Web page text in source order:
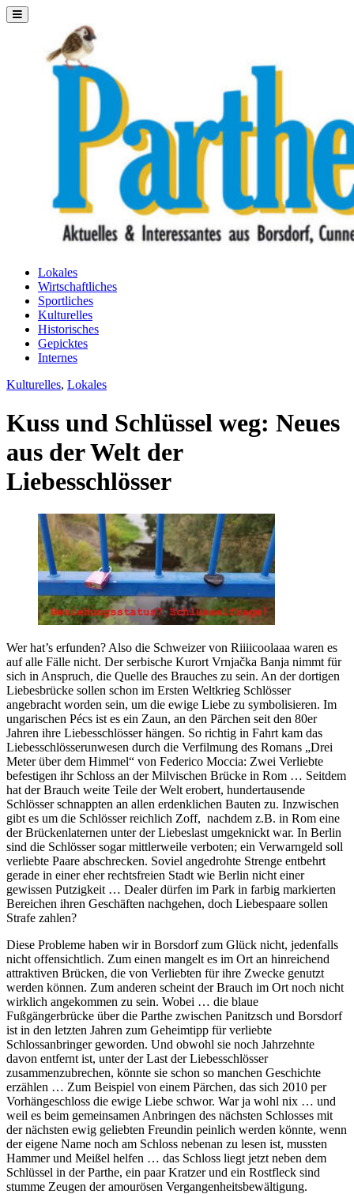
Skip
to
Lokales
Wirtschaftliches
Sportliches
Kulturelles
Historisches
Gepicktes
Internes
Kulturelles, Lokales
Kuss und Schlüssel weg: Neues
aus der Welt der
Liebesschlösser
Wer hat’s erfunden? Also die Schweizer von Riiiicoolaaa waren es
auf alle Fälle nicht. Der serbische Kurort Vrnjačka Banja nimmt für
sich in Anspruch, die Quelle des Brauches zu sein. An der dortigen
Liebesbrücke sollen schon im Ersten Weltkrieg Schlösser
angebracht worden sein, um die ewige Liebe zu symbolisieren. Im
ungarischen Pécs ist es ein Zaun, an den Pärchen seit den 80er
Jahren ihre Liebesschlösser hängen. So richtig in Fahrt kam das
Liebesschlösserunwesen durch die Verfilmung des Romans „Drei
Meter über dem Himmel“ von Federico Moccia: Zwei Verliebte
befestigen ihr Schloss an der Milvischen Brücke in Rom … Seitdem
hat der Brauch weite Teile der Welt erobert, hundertausende
Schlösser schnappten an allen erdenklichen Bauten zu. Inzwischen
gibt es um die Schlösser reichlich Zoff, nachdem z.B. in Rom eine
der Brückenlaternen unter der Liebeslast umgeknickt war. In Berlin
sind die Schlösser sogar mittlerweile verboten; ein Verwarngeld soll
verliebte Paare abschrecken. Soviel angedrohte Strenge entbehrt
gerade in einer eher rechtsfreien Stadt wie Berlin nicht einer
gewissen Putzigkeit … Dealer dürfen im Park in farbig markierten
Bereichen ihren Geschäften nachgehen, doch Liebespaare sollen
Strafe zahlen?
Diese Probleme haben wir in Borsdorf zum Glück nicht, jedenfalls
nicht offensichtlich. Zum einen mangelt es im Ort an hinreichend
attraktiven Brücken, die von Verliebten für ihre Zwecke genutzt
werden können. Zum anderen scheint der Brauch im Ort noch nicht
wirklich angekommen zu sein. Wobei … die blaue
Fußgängerbrücke über die Parthe zwischen Panitzsch und Borsdorf
ist in den letzten Jahren zum Geheimtipp für verliebte
Schlossanbringer geworden. Und obwohl sie noch Jahrzehnte
davon entfernt ist, unter der Last der Liebesschlösser
zusammenzubrechen, könnte sie schon so manchen Geschichte
erzählen … Zum Beispiel von einem Pärchen, das sich 2010 per
Vorhängeschloss die ewige Liebe schwor. War ja wohl nix … und
weil es beim gemeinsamen Anbringen des nächsten Schlosses mit
der nächsten ewig geliebten Freundin peinlich werden könnte, wenn
der eigene Name noch am Schloss nebenan zu lesen ist, mussten
Hammer und Meißel helfen … das Schloss liegt jetzt neben dem
Schlüssel in der Parthe, ein paar Kratzer und ein Rostfleck sind
stumme Zeugen der amourösen Vergangenheitsbewältigung.